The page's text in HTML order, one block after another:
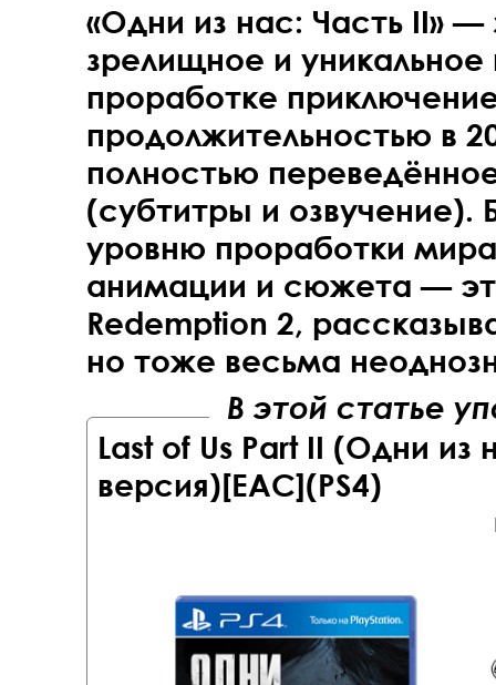
«Одни из нас: Часть II»
зрелищное и уникальное
проработке
продолжительностью в
полностью
(субтитры и озвучение).
уровню проработки
анимации и сюжета —
Redemption 2,
но тоже весьма
В этой статье
Last of Us Part II (Одни из
версия)[EAC](PS4)